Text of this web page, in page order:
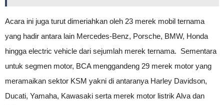
Acara ini juga turut dimeriahkan oleh 23 merek mobil ternama
yang hadir antara lain Mercedes-Benz, Porsche, BMW, Honda
hingga electric vehicle dari sejumlah merek ternama. Sementara
untuk segmen motor, BCA menggandeng 29 merek motor yang
meramaikan sektor KSM yakni di antaranya Harley Davidson,
Ducati, Yamaha, Kawasaki serta merek motor listrik Alva dan